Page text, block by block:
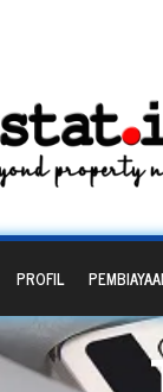
PROFIL